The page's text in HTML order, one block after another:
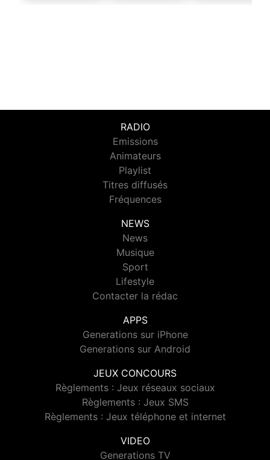
RADIO
Emissions
Animateurs
Playlist
Titres diffusés
Fréquences
NEWS
News
Musique
Sport
Lifestyle
Contacter la rédac
APPS
Generations sur iPhone
Generations sur Android
JEUX CONCOURS
Règlements : Jeux réseaux sociaux
Règlements : Jeux SMS
Règlements : Jeux téléphone et internet
VIDEO
Generations TV